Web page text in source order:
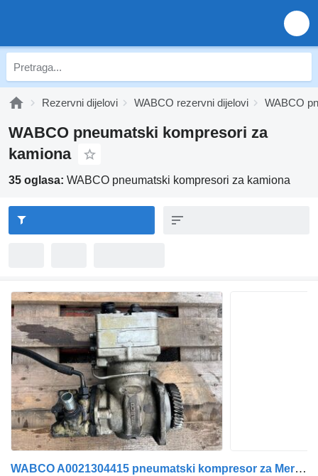
Rezervni dijelovi WABCO rezervni dijelovi WABCO
WABCO pneumatski kompresori za
kamiona
35 oglasa: WABCO pneumatski kompresori za kamiona
WABCO A0021304415 pneumatski kompresor za Mercedes-Benz Atego kamiona